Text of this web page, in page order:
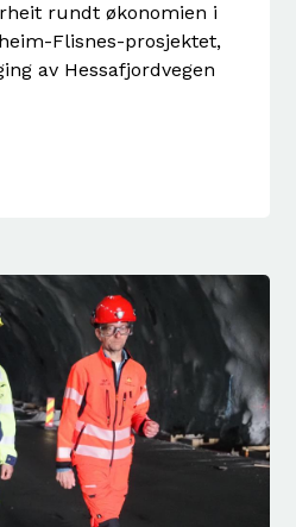
rundt økonomien i
Flisnes-prosjektet,
av Hessafjordvegen